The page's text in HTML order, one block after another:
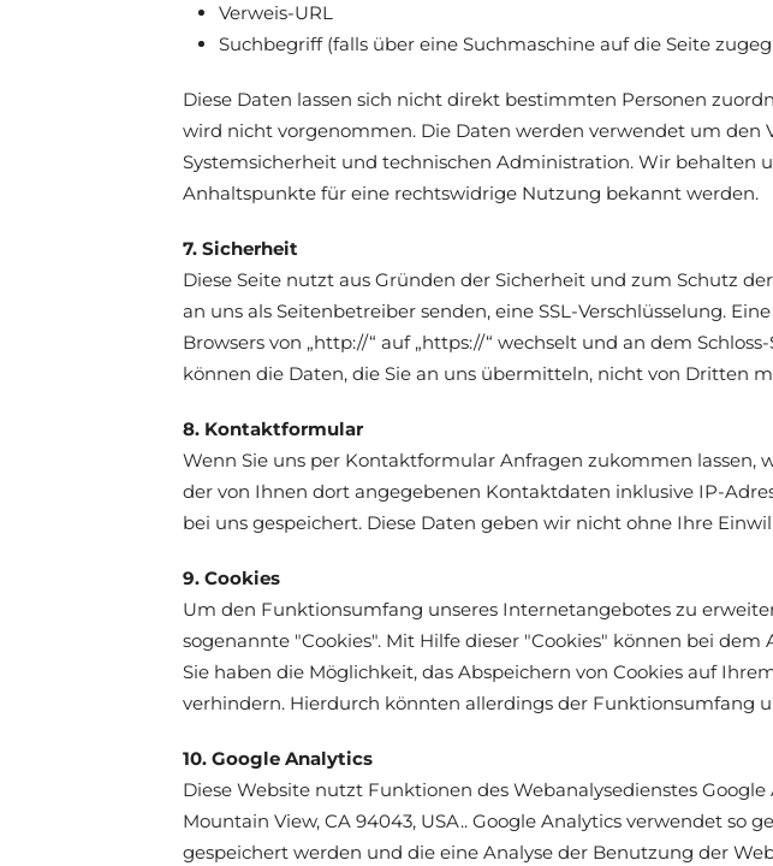
Verweis-URL
Suchbegriff (falls über eine Suchmaschine auf die Seite
Diese Daten lassen sich nicht direkt bestimmten Personen
wird nicht vorgenommen. Die Daten werden verwendet um den
Systemsicherheit und technischen Administration. Wir behalten
Anhaltspunkte für eine rechtswidrige Nutzung bekannt werden.
7. Sicherheit
Diese Seite nutzt aus Gründen der Sicherheit und zum Schutz
an uns als Seitenbetreiber senden, eine SSL-Verschlüsselung.
Browsers von „http://“ auf „https://“ wechselt und an dem
können die Daten, die Sie an uns übermitteln, nicht von Dritten
8. Kontaktformular
Wenn Sie uns per Kontaktformular Anfragen zukommen
der von Ihnen dort angegebenen Kontaktdaten inklusive IP-
bei uns gespeichert. Diese Daten geben wir nicht ohne Ihre
9. Cookies
Um den Funktionsumfang unseres Internetangebotes zu
sogenannte "Cookies". Mit Hilfe dieser "Cookies" können bei
Sie haben die Möglichkeit, das Abspeichern von Cookies auf
verhindern. Hierdurch könnten allerdings der Funktionsumfang
10. Google Analytics
Diese Website nutzt Funktionen des Webanalysedienstes
Mountain View, CA 94043, USA.. Google Analytics verwendet so
gespeichert werden und die eine Analyse der Benutzung der